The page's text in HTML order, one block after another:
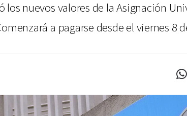
los nuevos valores de la Asignación
a pagarse desde el viernes 8